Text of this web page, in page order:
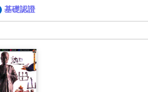
基礎認證